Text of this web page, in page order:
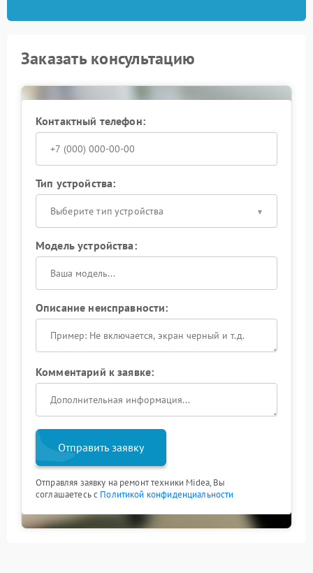
Заказать консультацию
Контактный телефон:
Тип устройства:
Выберите тип устройства
Модель устройства:
Описание неисправности:
Комментарий к заявке:
Отправить заявку
Отправляя заявку на ремонт техники Midea, Вы
соглашаетесь с Политикой конфиденциальности